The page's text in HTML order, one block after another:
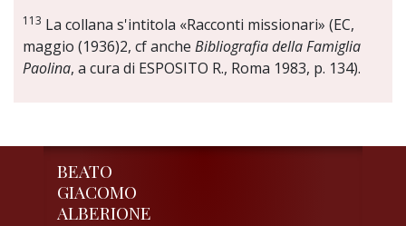
113 La collana s'intitola «Racconti missionari» (EC,
maggio (1936)2, cf anche Bibliografia della Famiglia
Paolina, a cura di ESPOSITO R., Roma 1983, p. 134).
BEATO
GIACOMO
ALBERIONE